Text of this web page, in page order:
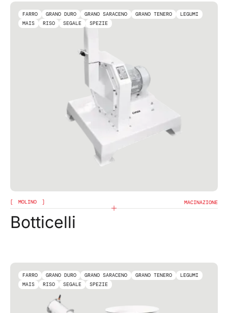
FARRO GRANO DURO GRANO SARACENO GRANO TENERO
LEGUMI
MAIS
RISO SEGALE SPEZIE
MOLINO MACINAZIONE
Botticelli
FARRO GRANO DURO GRANO SARACENO GRANO TENERO
LEGUMI
MAIS
RISO SEGALE SPEZIE